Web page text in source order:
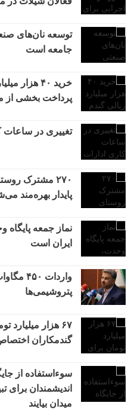
توسعه نان‌های
جامعه است
خرید ۴۰
پرداخت بخشی از
تغییری در ساعات
۲۷۰ مشترک
پایدار بهره‌مند
نماز جمعه
ایران است
واردات
پتروشیمی‌ها
۶۷ هزار
گندمکاران
سوءاستفاده از
اندیشمندان
میدان بیایند